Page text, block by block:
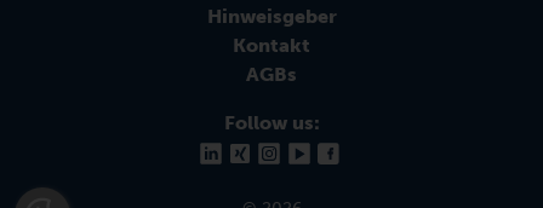
Hinweisgeber
Kontakt
AGBs
Follow us: